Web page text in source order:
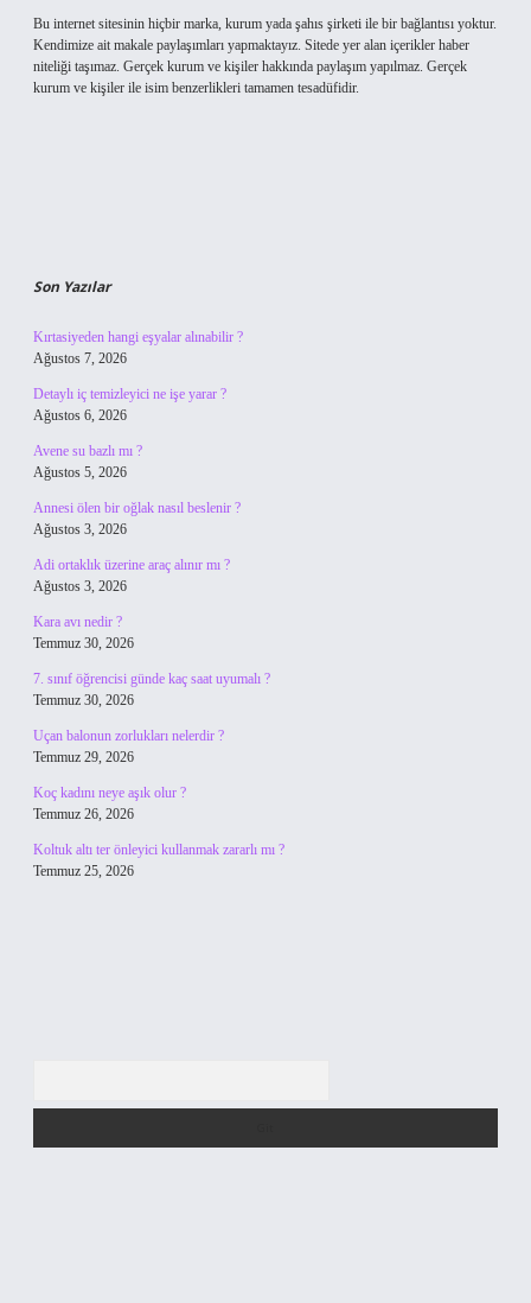
Bu internet sitesinin hiçbir marka, kurum yada şahıs şirketi ile bir bağlantısı yoktur.
Kendimize ait makale paylaşımları yapmaktayız. Sitede yer alan içerikler haber
niteliği taşımaz. Gerçek kurum ve kişiler hakkında paylaşım yapılmaz. Gerçek
kurum ve kişiler ile isim benzerlikleri tamamen tesadüfidir.
Son Yazılar
Kırtasiyeden hangi eşyalar alınabilir ?
Ağustos 7, 2026
Detaylı iç temizleyici ne işe yarar ?
Ağustos 6, 2026
Avene su bazlı mı ?
Ağustos 5, 2026
Annesi ölen bir oğlak nasıl beslenir ?
Ağustos 3, 2026
Adi ortaklık üzerine araç alınır mı ?
Ağustos 3, 2026
Kara avı nedir ?
Temmuz 30, 2026
7. sınıf öğrencisi günde kaç saat uyumalı ?
Temmuz 30, 2026
Uçan balonun zorlukları nelerdir ?
Temmuz 29, 2026
Koç kadını neye aşık olur ?
Temmuz 26, 2026
Koltuk altı ter önleyici kullanmak zararlı mı ?
Temmuz 25, 2026